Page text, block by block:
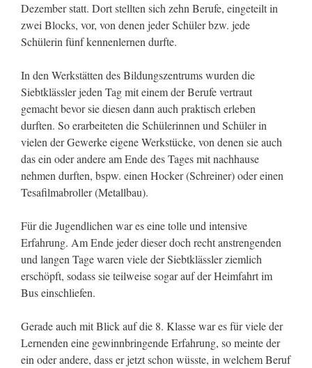
Dezember statt. Dort stellten sich zehn Berufe, eingeteilt in
zwei Blocks, vor, von denen jeder Schüler bzw. jede
Schülerin fünf kennenlernen durfte.
In den Werkstätten des Bildungszentrums wurden die
Siebtklässler jeden Tag mit einem der Berufe vertraut
gemacht bevor sie diesen dann auch praktisch erleben
durften. So erarbeiteten die Schülerinnen und Schüler in
vielen der Gewerke eigene Werkstücke, von denen sie auch
das ein oder andere am Ende des Tages mit nachhause
nehmen durften, bspw. einen Hocker (Schreiner) oder einen
Tesafilmabroller (Metallbau).
Für die Jugendlichen war es eine tolle und intensive
Erfahrung. Am Ende jeder dieser doch recht anstrengenden
und langen Tage waren viele der Siebtklässler ziemlich
erschöpft, sodass sie teilweise sogar auf der Heimfahrt im
Bus einschliefen.
Gerade auch mit Blick auf die 8. Klasse war es für viele der
Lernenden eine gewinnbringende Erfahrung, so meinte der
ein oder andere, dass er jetzt schon wüsste, in welchem Beruf